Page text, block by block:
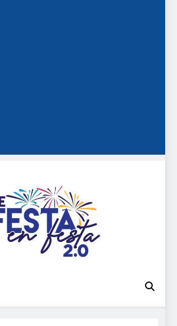
De festa en festa 2.0